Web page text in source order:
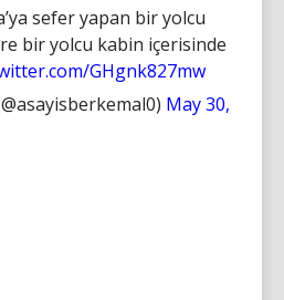
sefer yapan bir yolcu
bir yolcu kabin içerisinde
GHgnk827mw
May 30,